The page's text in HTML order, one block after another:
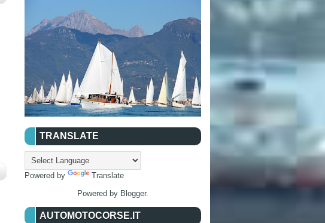
TRANSLATE
Powered by
Translate
Powered by Blogger.
AUTOMOTOCORSE.IT